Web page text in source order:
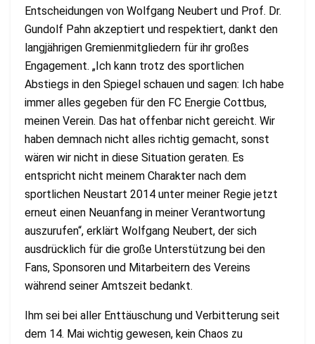
Entscheidungen von Wolfgang Neubert und Prof. Dr.
Gundolf Pahn akzeptiert und respektiert, dankt den
langjährigen Gremienmitgliedern für ihr großes
Engagement. „Ich kann trotz des sportlichen
Abstiegs in den Spiegel schauen und sagen: Ich habe
immer alles gegeben für den FC Energie Cottbus,
meinen Verein. Das hat offenbar nicht gereicht. Wir
haben demnach nicht alles richtig gemacht, sonst
wären wir nicht in diese Situation geraten. Es
entspricht nicht meinem Charakter nach dem
sportlichen Neustart 2014 unter meiner Regie jetzt
erneut einen Neuanfang in meiner Verantwortung
auszurufen“, erklärt Wolfgang Neubert, der sich
ausdrücklich für die große Unterstützung bei den
Fans, Sponsoren und Mitarbeitern des Vereins
während seiner Amtszeit bedankt.
Ihm sei bei aller Enttäuschung und Verbitterung seit
dem 14. Mai wichtig gewesen, kein Chaos zu